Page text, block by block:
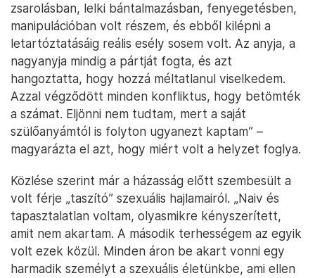
zsarolásban, lelki bántalmazásban, fenyegetésben,
manipulációban volt részem, és ebből kilépni a
letartóztatásáig reális esély sosem volt. Az anyja, a
nagyanyja mindig a pártját fogta, és azt
hangoztatta, hogy hozzá méltatlanul viselkedem.
Azzal végződött minden konfliktus, hogy betömték
a számat. Eljönni nem tudtam, mert a saját
szülőanyámtól is folyton ugyanezt kaptam” –
magyarázta el azt, hogy miért volt a helyzet foglya.
Közlése szerint már a házasság előtt szembesült a
volt férje „taszító” szexuális hajlamairól. „Naiv és
tapasztalatlan voltam, olyasmikre kényszerített,
amit nem akartam. A második terhességem az egyik
volt ezek közül. Minden áron be akart vonni egy
harmadik személyt a szexuális életünkbe, ami ellen